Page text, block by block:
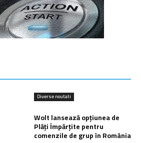
Diverse noutati
Wolt lansează opțiunea de
Plăți Împărțite pentru
comenzile de grup în România